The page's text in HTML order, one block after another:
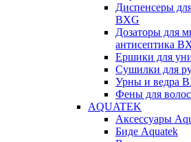
Диспенсеры
BXG
Дозаторы для
антисептика
Ершики для
Сушилки для
Урны и ведра
Фены для
AQUATEK
Аксессуары
Биде Aquatek